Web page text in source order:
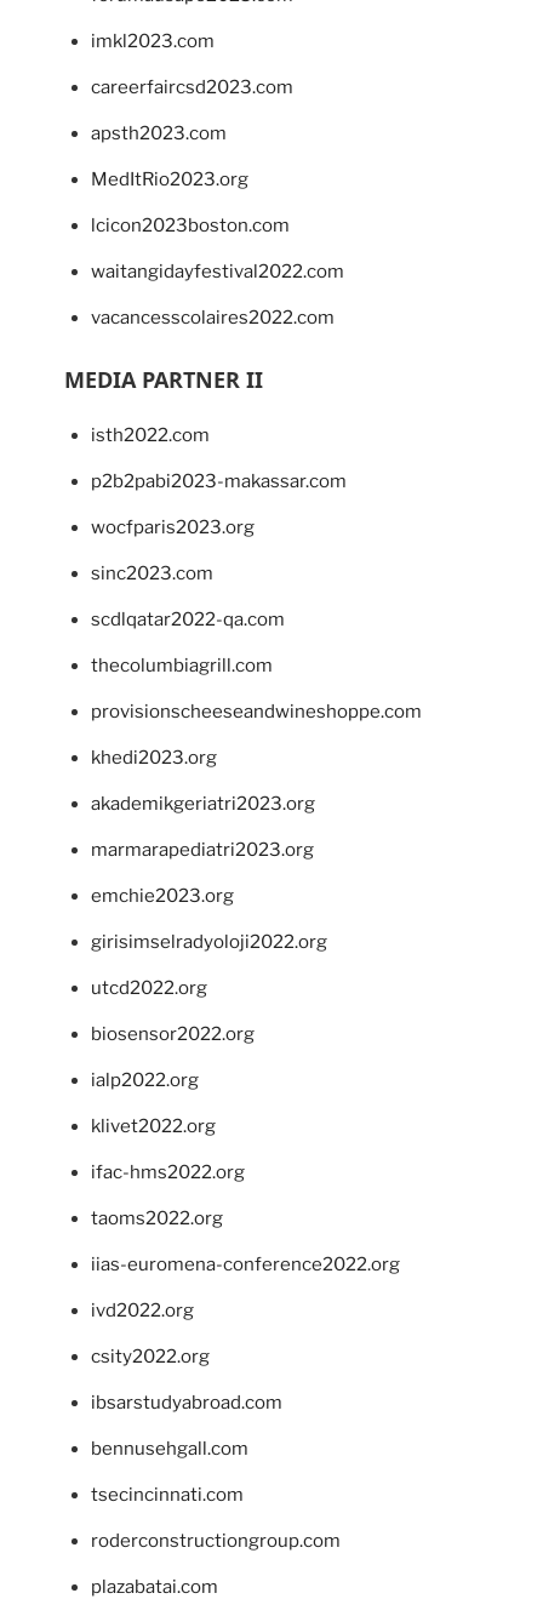
imkl2023.com
careerfaircsd2023.com
apsth2023.com
MedItRio2023.org
lcicon2023boston.com
waitangidayfestival2022.com
vacancesscolaires2022.com
MEDIA PARTNER II
isth2022.com
p2b2pabi2023-makassar.com
wocfparis2023.org
sinc2023.com
scdlqatar2022-qa.com
thecolumbiagrill.com
provisionscheeseandwineshoppe.com
khedi2023.org
akademikgeriatri2023.org
marmarapediatri2023.org
emchie2023.org
girisimselradyoloji2022.org
utcd2022.org
biosensor2022.org
ialp2022.org
klivet2022.org
ifac-hms2022.org
taoms2022.org
iias-euromena-conference2022.org
ivd2022.org
csity2022.org
ibsarstudyabroad.com
bennusehgall.com
tsecincinnati.com
roderconstructiongroup.com
plazabatai.com